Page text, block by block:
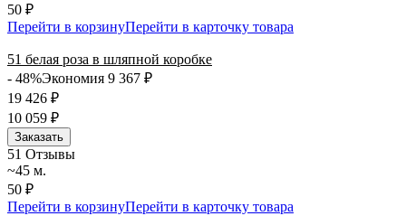
50 ₽
Перейти в корзинуПерейти в карточку товара
51 белая роза в шляпной коробке
- 48%Экономия 9 367 ₽
19 426 ₽
10 059 ₽
Заказать
51 Отзывы
~45 м.
50 ₽
Перейти в корзинуПерейти в карточку товара